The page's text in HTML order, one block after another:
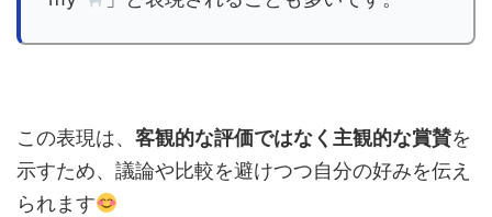
この表現は、 客観的な評価ではなく主観的な賞賛を
示すため、議論や比較を避けつつ自分の好みを伝え
られます